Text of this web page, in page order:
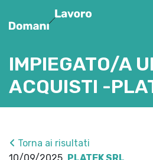
IMPIEGATO/A
ACQUISTI -
Torna ai risultati